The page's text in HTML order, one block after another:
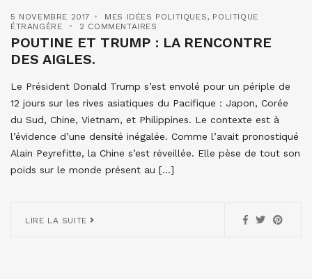
5 NOVEMBRE 2017 MES IDÉES POLITIQUES, POLITIQUE
ÉTRANGÈRE
2 COMMENTAIRES
POUTINE ET TRUMP : LA RENCONTRE
DES AIGLES.
Le Président Donald Trump s’est envolé pour un périple de
12 jours sur les rives asiatiques du Pacifique : Japon, Corée
du Sud, Chine, Vietnam, et Philippines. Le contexte est à
l’évidence d’une densité inégalée. Comme l’avait pronostiqué
Alain Peyrefitte, la Chine s’est réveillée. Elle pèse de tout son
poids sur le monde présent au […]
LIRE LA SUITE